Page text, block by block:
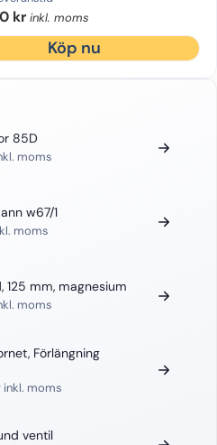
kr inkl. moms
Köp nu
85D
moms
w67/1
moms
125 mm, magnesium
moms
Förlängning
inkl. moms
ventil